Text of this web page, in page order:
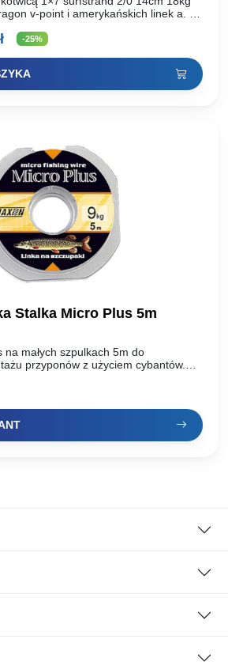
v-point i amerykańskich linek a. F.
Aktualna
cena
wynosi:
-25%
Stalka Micro Plus 5m
na małych szpulkach 5m do
przyponów z użyciem cybantów.